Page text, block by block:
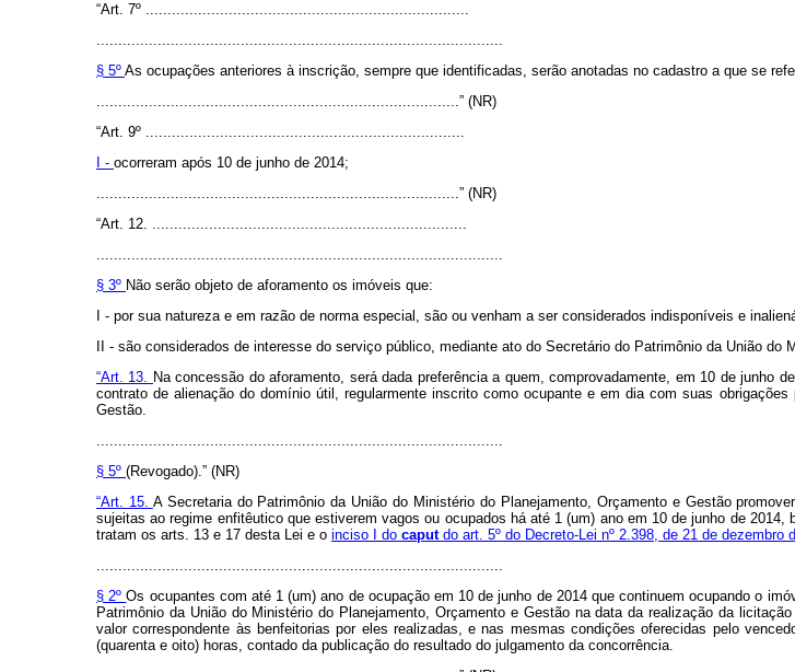
“Art. 7º ..........................................................................
.............................................................................................
§ 5º As ocupações anteriores à inscrição, sempre que identificadas, serão anotadas no cadastro a que se
...................................................................................” (NR)
“Art. 9º .........................................................................
I - ocorreram após 10 de junho de 2014;
...................................................................................” (NR)
“Art. 12. ........................................................................
.............................................................................................
§ 3º Não serão objeto de aforamento os imóveis que:
I - por sua natureza e em razão de norma especial, são ou venham a ser considerados indisponíveis e
II - são considerados de interesse do serviço público, mediante ato do Secretário do Patrimônio da União do
“Art. 13. Na concessão do aforamento, será dada preferência a quem, comprovadamente, em 10 de
contrato de alienação do domínio útil, regularmente inscrito como ocupante e em dia com suas
Gestão.
.............................................................................................
§ 5º (Revogado).” (NR)
“Art. 15. A Secretaria do Patrimônio da União do Ministério do Planejamento, Orçamento e Gestão
sujeitas ao regime enfitêutico que estiverem vagos ou ocupados há até 1 (um) ano em 10 de junho de
tratam os arts. 13 e 17 desta Lei e o inciso I do caput do art. 5º do Decreto-Lei nº 2.398, de 21 de dezembro
.............................................................................................
§ 2ºOs ocupantes com até 1 (um) ano de ocupação em 10 de junho de 2014 que continuem ocupando o
Patrimônio da União do Ministério do Planejamento, Orçamento e Gestão na data da realização da
valor correspondente às benfeitorias por eles realizadas, e nas mesmas condições oferecidas pelo
(quarenta e oito) horas, contado da publicação do resultado do julgamento da concorrência.